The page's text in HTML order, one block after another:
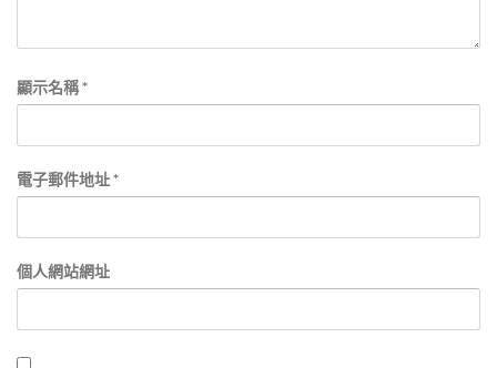
顯示名稱*
電子郵件地址*
個人網站網址